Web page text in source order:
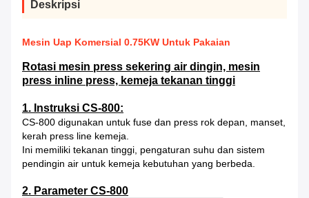
Deskripsi
Mesin Uap Komersial 0.75KW Untuk Pakaian
Rotasi mesin press sekering air dingin, mesin
press inline press, kemeja tekanan tinggi
1. Instruksi CS-800:
CS-800 digunakan untuk fuse dan press rok depan, manset,
kerah press line kemeja.
Ini memiliki tekanan tinggi, pengaturan suhu dan sistem
pendingin air untuk kemeja kebutuhan yang berbeda.
2. Parameter CS-800